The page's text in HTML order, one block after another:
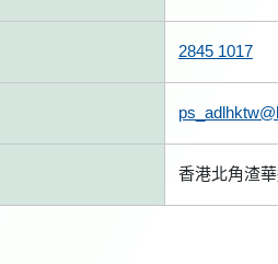
2845 1017
香港北角渣